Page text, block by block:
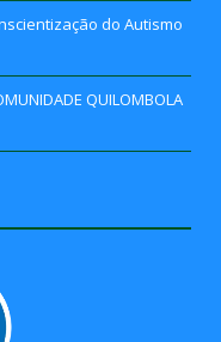
do Autismo
QUILOMBOLA